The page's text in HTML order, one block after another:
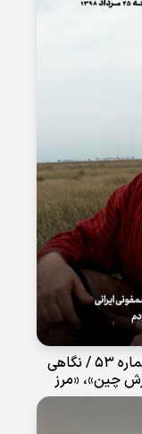
نشریه مستندهای تلویزیونی «کمان» –شماره 53 / نگاهی
چین»، «مرز
«عاطفه» و